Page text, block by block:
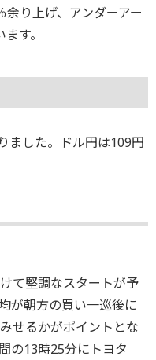
り上げ、アンダーアー
す。
ました。ドル円は109円
て堅調なスタートが予
が朝方の買い一巡後に
せるかがポイントとな
の13時25分にトヨタ